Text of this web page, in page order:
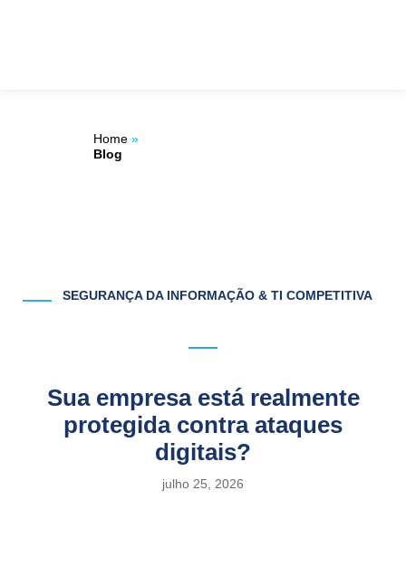
Home »
Blog
SEGURANÇA DA INFORMAÇÃO & TI COMPETITIVA
Sua empresa está realmente
protegida contra ataques
digitais?
julho 25, 2026